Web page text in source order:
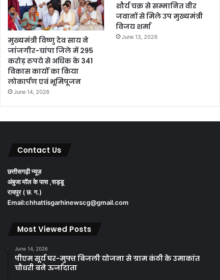
मुख्यमंत्री विष्णु देव साय ने
जांजगीर-चांपा जिले में 295
करोड़ रुपये से अधिक के 341
विकास कार्यों का किया
लोकार्पण एवं भूमिपूजन
June 14, 2026
शौर्य चक्र से सम्मानित वीर
जवानों से मिले उप मुख्यमंत्री
विजय शर्मा
June 13, 2026
Contact Us
छत्तीसगढ़ी न्यूज़
अंबुजा मॉल के पास ,सड्डू
रायपुर ( छ. ग.)
Email:chhattisgarhinewscg@gmail.com
Most Viewed Posts
June 14, 2026
पीएम सूर्य घर-मुफ्त बिजली योजना से ग्राम कंठी के उमाकांत
चौधरी बने ऊर्जादाता